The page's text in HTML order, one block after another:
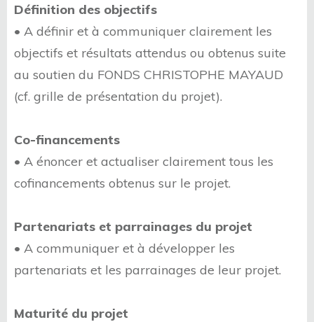
Définition des objectifs
• A définir et à communiquer clairement les
objectifs et résultats attendus ou obtenus suite
au soutien du FONDS CHRISTOPHE MAYAUD
(cf. grille de présentation du projet).
Co-financements
• A énoncer et actualiser clairement tous les
cofinancements obtenus sur le projet.
Partenariats et parrainages du projet
• A communiquer et à développer les
partenariats et les parrainages de leur projet.
Maturité du projet